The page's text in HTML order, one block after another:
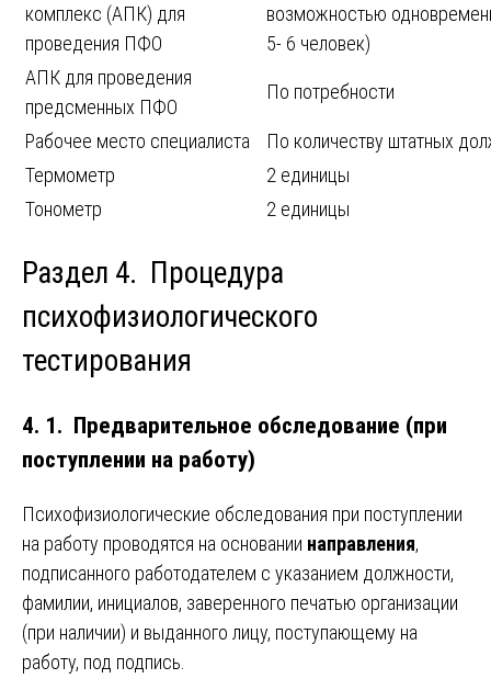
комплекс (АПК) для
проведения ПФО
возможностью
5- 6 человек)
АПК для проведения
предсменных ПФО
По потребности
Рабочее место специалиста
По количеству штатных
Термометр
2 единицы
Тонометр
2 единицы
Раздел 4. Процедура
психофизиологического
тестирования
4. 1. Предварительное обследование (при
поступлении на работу)
Психофизиологические обследования при поступлении
на работу проводятся на основании направления,
подписанного работодателем с указанием должности,
фамилии, инициалов, заверенного печатью организации
(при наличии) и выданного лицу, поступающему на
работу, под подпись.